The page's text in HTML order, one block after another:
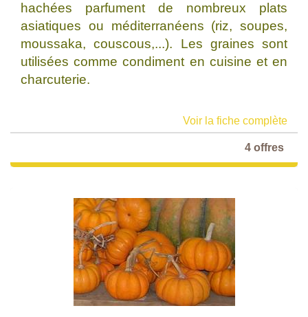
hachées parfument de nombreux plats
asiatiques ou méditerranéens (riz, soupes,
moussaka, couscous,...). Les graines sont
utilisées comme condiment en cuisine et en
charcuterie.
Voir la fiche complète
4 offres